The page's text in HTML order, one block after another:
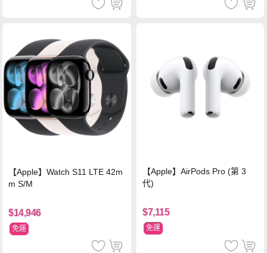
【Apple】Watch S11 LTE 42m
m S/M
$14,946
免運
【Apple】AirPods Pro (第 3
代)
$7,115
免運